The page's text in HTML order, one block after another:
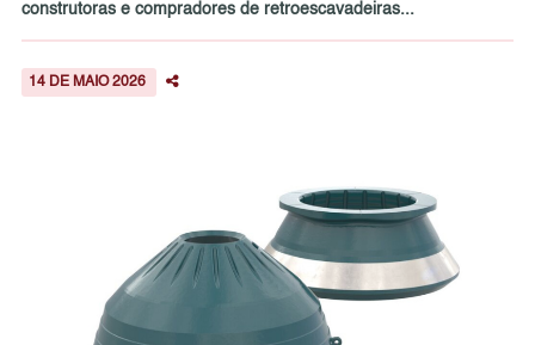
construtoras e compradores de retroescavadeiras...
14 DE MAIO 2026